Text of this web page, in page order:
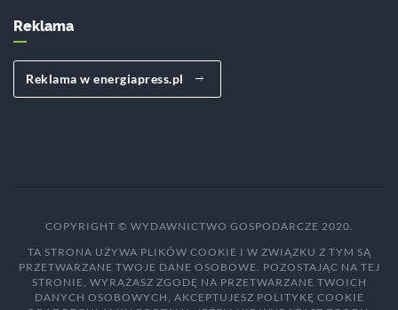
Reklama
Reklama w energiapress.pl
COPYRIGHT © WYDAWNICTWO GOSPODARCZE 2020.
TA STRONA UŻYWA PLIKÓW COOKIE I W ZWIĄZKU Z TYM SĄ
PRZETWARZANE TWOJE DANE OSOBOWE. POZOSTAJĄC NA TEJ
STRONIE, WYRAŻASZ ZGODĘ NA PRZETWARZANE TWOICH
DANYCH OSOBOWYCH, AKCEPTUJESZ POLITYKĘ COOKIE